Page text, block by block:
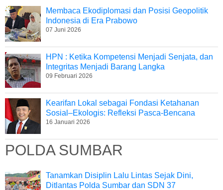
Membaca Ekodiplomasi dan Posisi Geopolitik
Indonesia di Era Prabowo
07 Juni 2026
HPN : Ketika Kompetensi Menjadi Senjata, dan
Integritas Menjadi Barang Langka
09 Februari 2026
Kearifan Lokal sebagai Fondasi Ketahanan
Sosial–Ekologis: Refleksi Pasca-Bencana
16 Januari 2026
POLDA SUMBAR
Tanamkan Disiplin Lalu Lintas Sejak Dini,
Ditlantas Polda Sumbar dan SDN 37